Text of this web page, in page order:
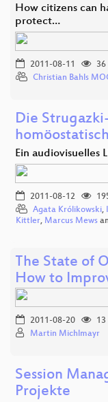
How citizens can
protect…
2011-08-11
36
Christian Bahls
Die
Ein audiovisuelles
2011-08-12
Agata Królikowski,
Kittler, Marcus Mews
The State of
How to
2011-08-20
13
Martin Michlmayr
Session
Projekte